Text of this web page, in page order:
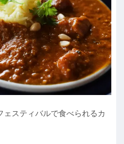
ェスティバルで食べられるカ